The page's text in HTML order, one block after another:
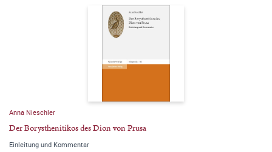
Anna Nieschler
Der Borysthenitikos des Dion von Prusa
Einleitung und Kommentar